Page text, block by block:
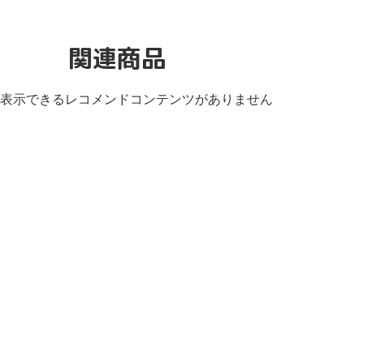
関連商品
表示できるレコメンドコンテンツがありません